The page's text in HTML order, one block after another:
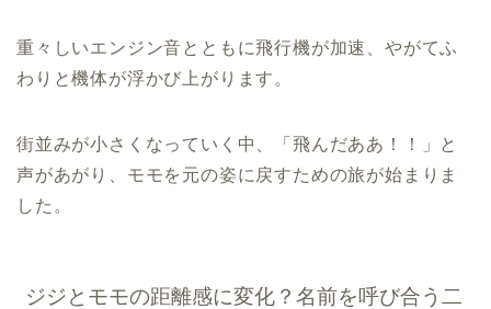
重々しいエンジン音とともに飛行機が加速、やがてふ
わりと機体が浮かび上がります。
街並みが小さくなっていく中、「飛んだああ！！」と
声があがり、モモを元の姿に戻すための旅が始まりま
した。
ジジとモモの距離感に変化？名前を呼び合う二